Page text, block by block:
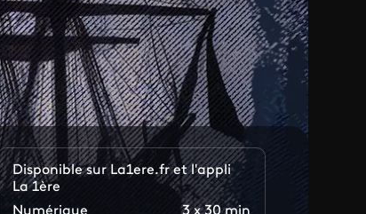
Disponible sur La1ere.fr et l'appli
La 1ère